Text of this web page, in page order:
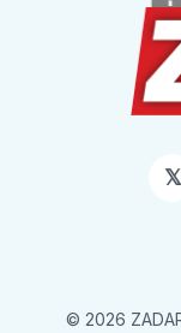
𝕏
© 2026